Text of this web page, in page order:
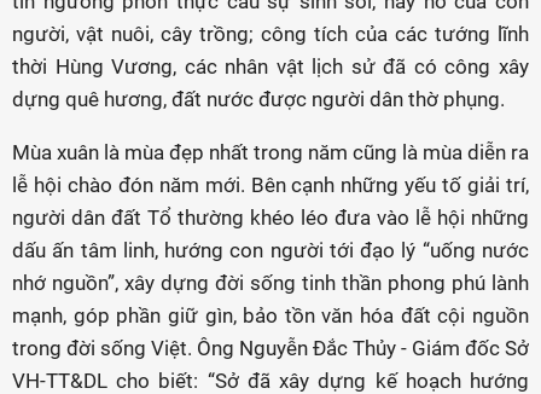
người, vật nuôi, cây trồng; công tích của các tướng lĩnh
thời Hùng Vương, các nhân vật lịch sử đã có công xây
dựng quê hương, đất nước được người dân thờ phụng.
Mùa xuân là mùa đẹp nhất trong năm cũng là mùa diễn ra
lễ hội chào đón năm mới. Bên cạnh những yếu tố giải trí,
người dân đất Tổ thường khéo léo đưa vào lễ hội những
dấu ấn tâm linh, hướng con người tới đạo lý “uống nước
nhớ nguồn”, xây dựng đời sống tinh thần phong phú lành
mạnh, góp phần giữ gìn, bảo tồn văn hóa đất cội nguồn
trong đời sống Việt. Ông Nguyễn Đắc Thủy - Giám đốc Sở
VH-TT&DL cho biết: “Sở đã xây dựng kế hoạch hướng